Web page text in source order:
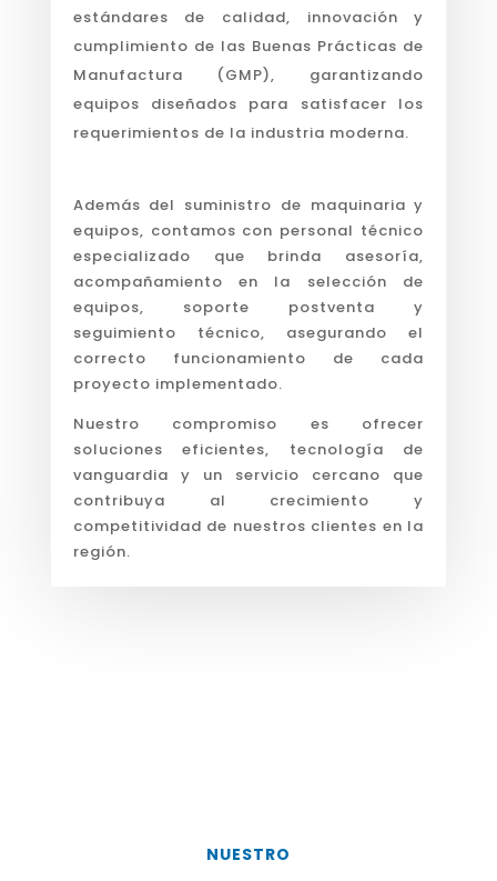
estándares de calidad, innovación y
cumplimiento de las Buenas Prácticas de
Manufactura (GMP), garantizando
equipos diseñados para satisfacer los
requerimientos de la industria moderna.
Además del suministro de maquinaria y
equipos, contamos con personal técnico
especializado que brinda asesoría,
acompañamiento en la selección de
equipos, soporte postventa y
seguimiento técnico, asegurando el
correcto funcionamiento de cada
proyecto implementado.
Nuestro compromiso es ofrecer
soluciones eficientes, tecnología de
vanguardia y un servicio cercano que
contribuya al crecimiento y
competitividad de nuestros clientes en la
región.
NUESTRO